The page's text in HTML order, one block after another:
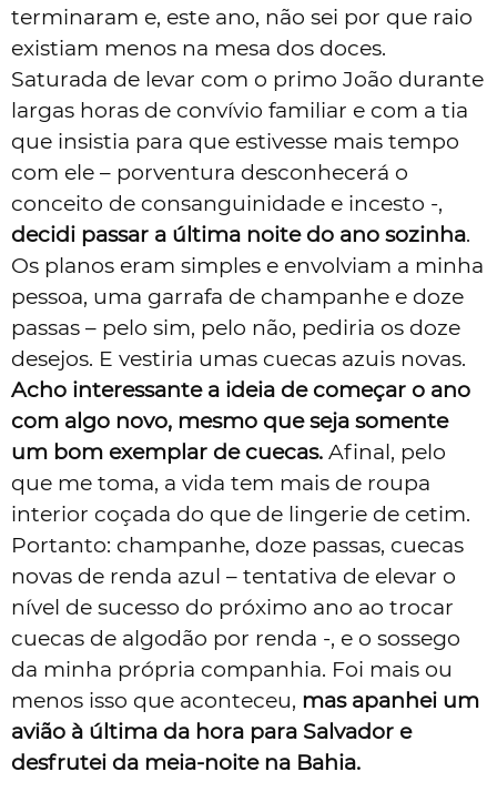
terminaram e, este ano, não sei por que raio
existiam menos na mesa dos doces.
Saturada de levar com o primo João durante
largas horas de convívio familiar e com a tia
que insistia para que estivesse mais tempo
com ele – porventura desconhecerá o
conceito de consanguinidade e incesto -,
decidi passar a última noite do ano sozinha.
Os planos eram simples e envolviam a minha
pessoa, uma garrafa de champanhe e doze
passas – pelo sim, pelo não, pediria os doze
desejos. E vestiria umas cuecas azuis novas.
Acho interessante a ideia de começar o ano
com algo novo, mesmo que seja somente
um bom exemplar de cuecas. Afinal, pelo
que me toma, a vida tem mais de roupa
interior coçada do que de lingerie de cetim.
Portanto: champanhe, doze passas, cuecas
novas de renda azul – tentativa de elevar o
nível de sucesso do próximo ano ao trocar
cuecas de algodão por renda -, e o sossego
da minha própria companhia. Foi mais ou
menos isso que aconteceu, mas apanhei um
avião à última da hora para Salvador e
desfrutei da meia-noite na Bahia.